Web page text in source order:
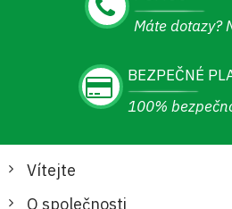
Máte dotazy?
BEZPEČNÉ
100%
Vítejte
O společnosti